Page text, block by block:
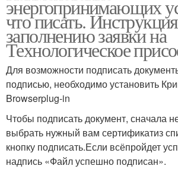
энергопринимающих
что писать.
заполнению заявки на
Технологическое
Для возможности подписать
подписью, необходимо установить
Browserplug-in
Чтобы подписать документ, сначала
выбрать нужный вам сертификатиз
кнопку подписать.Если всёпройдет
надпись «Файл успешно подписан».